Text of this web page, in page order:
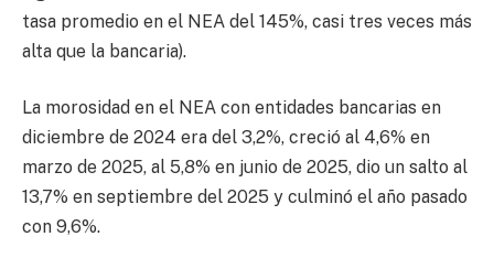
tasa promedio en el NEA del 145%, casi tres veces más
alta que la bancaria).
La morosidad en el NEA con entidades bancarias en
diciembre de 2024 era del 3,2%, creció al 4,6% en
marzo de 2025, al 5,8% en junio de 2025, dio un salto al
13,7% en septiembre del 2025 y culminó el año pasado
con 9,6%.